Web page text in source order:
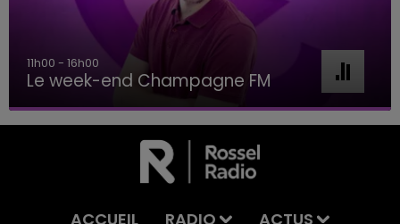
Le Week-end Champagne
ACCUEIL RADIO
ACTUS